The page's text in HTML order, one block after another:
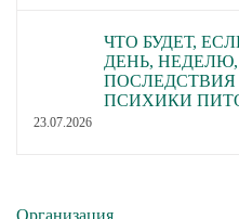
ЧТО БУДЕТ,
ДЕНЬ,
ПОСЛЕДСТВИЯ
ПСИХИКИ
23.07.2026
Организация